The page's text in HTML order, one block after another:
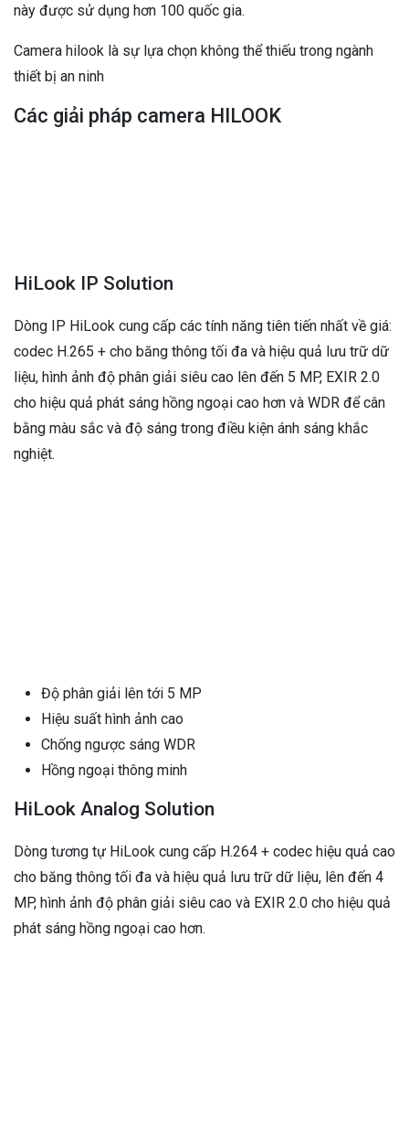
này được sử dụng hơn 100 quốc gia.
Camera hilook là sự lựa chọn không thể thiếu trong ngành
thiết bị an ninh
Các giải pháp camera HILOOK
HiLook IP Solution
Dòng IP HiLook cung cấp các tính năng tiên tiến nhất về giá:
codec H.265 + cho băng thông tối đa và hiệu quả lưu trữ dữ
liệu, hình ảnh độ phân giải siêu cao lên đến 5 MP, EXIR 2.0
cho hiệu quả phát sáng hồng ngoại cao hơn và WDR để cân
bằng màu sắc và độ sáng trong điều kiện ánh sáng khắc
nghiệt.
Độ phân giải lên tới 5 MP
Hiệu suất hình ảnh cao
Chống ngược sáng WDR
Hồng ngoại thông minh
HiLook Analog Solution
Dòng tương tự HiLook cung cấp H.264 + codec hiệu quả cao
cho băng thông tối đa và hiệu quả lưu trữ dữ liệu, lên đến 4
MP, hình ảnh độ phân giải siêu cao và EXIR 2.0 cho hiệu quả
phát sáng hồng ngoại cao hơn.